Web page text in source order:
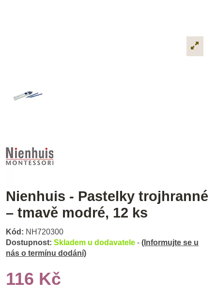
Nienhuis - Pastelky trojhranné
– tmavě modré, 12 ks
Kód: NH720300
Dostupnost: Skladem u dodavatele - (Informujte se u
nás o termínu dodání)
116 Kč